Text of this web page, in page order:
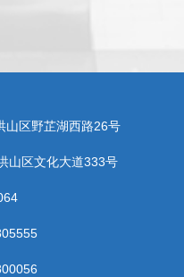
山区野芷湖西路26号
山区文化大道333号